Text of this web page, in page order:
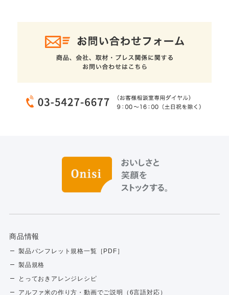
商品情報
製品パンフレット規格一覧［PDF］
製品規格
とっておきアレンジレシピ
アルファ米の作り方・動画でご説明（6言語対応）